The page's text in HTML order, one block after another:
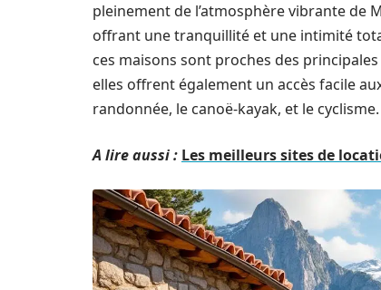
pleinement de l’atmosphère vibrante de
offrant une tranquillité et une intimité
ces maisons sont proches des
elles offrent également un accès facile
randonnée, le canoë-kayak, et le cyclisme.
A lire aussi : Les meilleurs sites de